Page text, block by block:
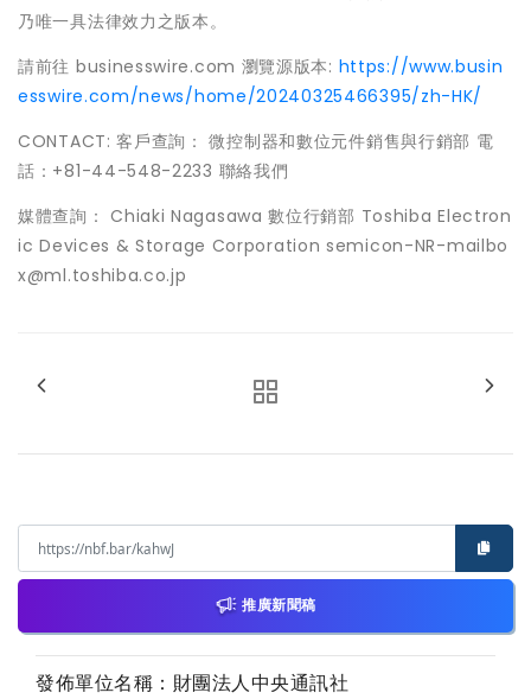
乃唯一具法律效力之版本。
請前往 businesswire.com 瀏覽源版本: https://www.busin
esswire.com/news/home/20240325466395/zh-HK/
CONTACT: 客戶查詢： 微控制器和數位元件銷售與行銷部 電
話：+81-44-548-2233 聯絡我們
媒體查詢： Chiaki Nagasawa 數位行銷部 Toshiba Electron
ic Devices & Storage Corporation semicon-NR-mailbo
x@ml.toshiba.co.jp
推廣新聞稿
發佈單位名稱：財團法人中央通訊社